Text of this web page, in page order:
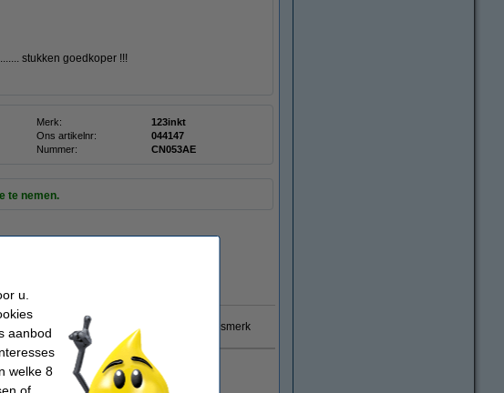
stukken goedkoper !!!
Merk:
123inkt
Ons artikelnr:
044147
Nummer: CN053AE
te nemen.
100% garantie op 123inkt huismerk
u.
aanbod
welke 8